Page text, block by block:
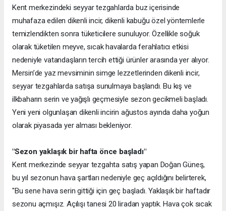
Kent merkezindeki seyyar tezgahlarda buz içerisinde
muhafaza edilen dikenli incir, dikenli kabuğu özel yöntemlerle
temizlendikten sonra tüketicilere sunuluyor. Özellikle soğuk
olarak tüketilen meyve, sıcak havalarda ferahlatıcı etkisi
nedeniyle vatandaşların tercih ettiği ürünler arasında yer alıyor.
Mersin’de yaz mevsiminin simge lezzetlerinden dikenli incir,
seyyar tezgahlarda satışa sunulmaya başlandı. Bu kış ve
ilkbaharın serin ve yağışlı geçmesiyle sezon gecikmeli başladı.
Yeni yeni olgunlaşan dikenli incirin ağustos ayında daha yoğun
olarak piyasada yer alması bekleniyor.
"Sezon yaklaşık bir hafta önce başladı"
Kent merkezinde seyyar tezgahta satış yapan Doğan Güneş,
bu yıl sezonun hava şartları nedeniyle geç açıldığını belirterek,
"Bu sene hava serin gittiği için geç başladı. Yaklaşık bir haftadır
sezonu açmışız. Açılışı tanesi 20 liradan yaptık. Hava çok sıcak